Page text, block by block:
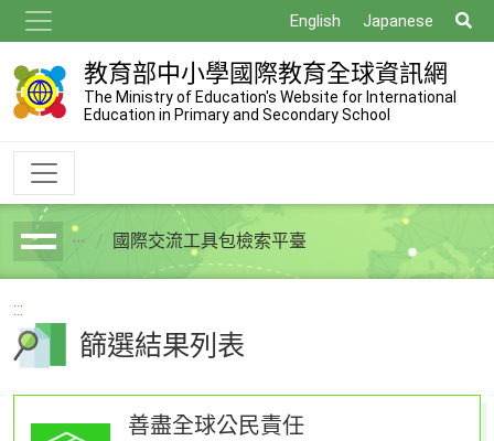
到
主
要
內
English Japanese
尋
教育部中小學國際教育全球資訊網
The Ministry of Education's Website for International
Education in Primary and Secondary School
breadcrumb國際交流工具包檢索平臺
:::
篩選結果列表
善盡全球公民責任